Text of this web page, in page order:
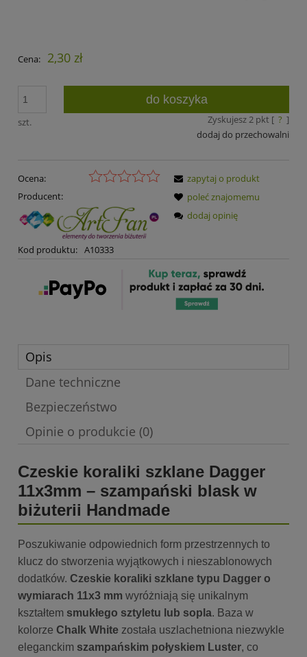
Cena: 2,30 zł
szt.
do koszyka
Zyskujesz2pkt [ ? ]
dodaj do przechowalni
Ocena:
Producent:
Kod produktu: A10333
zapytaj o produkt
poleć znajomemu
dodaj opinię
Opis
Dane techniczne
Bezpieczeństwo
Opinie o produkcie (0)
Czeskie koraliki szklane Dagger
11x3mm – szampański blask w
biżuterii Handmade
Poszukiwanie odpowiednich form przestrzennych to
klucz do stworzenia wyjątkowych i nieszablonowych
dodatków. Czeskie koraliki szklane typu Dagger o
wymiarach 11x3 mm wyróżniają się unikalnym
kształtem smukłego sztyletu lub sopla. Baza w
kolorze Chalk White została uszlachetniona niezwykle
eleganckim szampańskim połyskiem Luster, co